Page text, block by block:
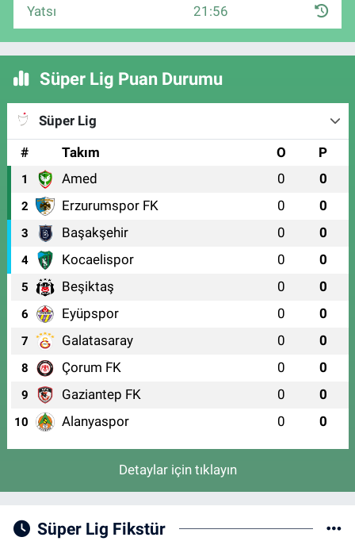
Yatsı 21:56
Süper Lig Puan Durumu
Süper Lig
#
Takım O P
1 Amed 0 0
2 Erzurumspor FK 0 0
3 Başakşehir 0 0
4 Kocaelispor 0 0
5 Beşiktaş 0 0
6 Eyüpspor 0 0
7 Galatasaray 0 0
8 Çorum FK 0 0
9 Gaziantep FK 0 0
10 Alanyaspor 0 0
Detaylar için tıklayın
Süper Lig Fikstür